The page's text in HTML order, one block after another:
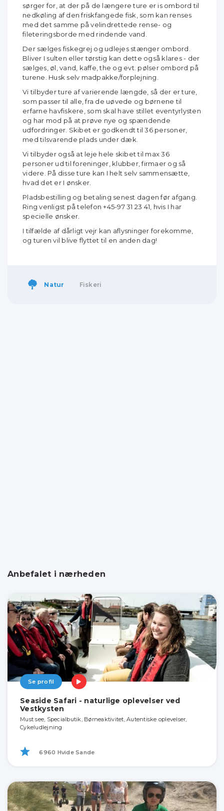
sørger for, at der på de længere ture er is ombord til
nedkøling af den friskfangede fisk, som kan renses
med det samme på velindrettede rense- og
fileteringsborde med rindende vand.
Der sælges fiskegrej og udlejes stænger ombord.
Bliver I sulten eller tørstig kan dette også klares - der
sælges, øl, vand, kaffe, the og evt. pølser ombord på
turene. Husk selv madpakke/forplejning.
Vi tilbyder ture af varierende længde, så der er ture,
som passer til alle, fra de uøvede og børnene til
erfarne havfiskere, som skal have stillet eventyrlysten
og har mod på at prøve nye og spændende
udfordringer. Skibet er godkendt til 36 personer,
med tilsvarende plads under dæk.
Vi tilbyder også at leje hele skibet til max 36
personer ud til foreninger, klubber, firmaer og så
videre. På disse ture kan I helt selv sammensætte,
hvad det er I ønsker.
Pladsbestilling og betaling senest dagen før afgang.
Ring venligst på telefon +45-97 31 23 41, hvis I har
specielle ønsker.
I tilfælde af dårligt vejr kan aflysninger forekomme,
og turen vil blive flyttet til en anden dag!
Natur Fiskeri
Anbefalet i nærheden
Se profil
Seaside Safari - naturlige oplevelser ved
Vestkysten
Must see, Specialbutik, Børneaktivitet, Autentiske oplevelser,
Cykeludlejning
6960 Hvide Sande